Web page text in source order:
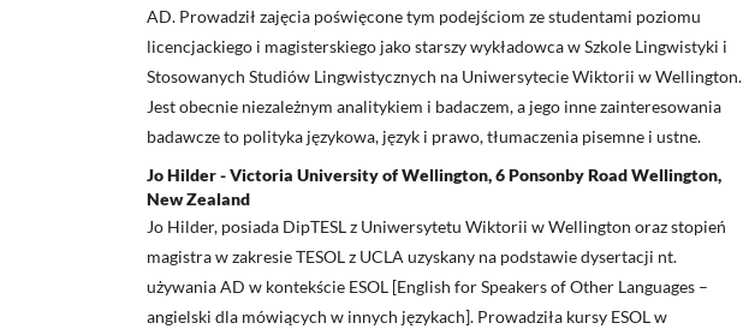
AD. Prowadził zajęcia poświęcone tym podejściom ze studentami poziomu
licencjackiego i magisterskiego jako starszy wykładowca w Szkole Lingwistyki i
Stosowanych Studiów Lingwistycznych na Uniwersytecie Wiktorii w Wellington.
Jest obecnie niezależnym analitykiem i badaczem, a jego inne zainteresowania
badawcze to polityka językowa, język i prawo, tłumaczenia pisemne i ustne.
Jo Hilder - Victoria University of Wellington, 6 Ponsonby Road Wellington,
New Zealand
Jo Hilder, posiada DipTESL z Uniwersytetu Wiktorii w Wellington oraz stopień
magistra w zakresie TESOL z UCLA uzyskany na podstawie dysertacji nt.
używania AD w kontekście ESOL [English for Speakers of Other Languages –
angielski dla mówiących w innych językach]. Prowadziła kursy ESOL w